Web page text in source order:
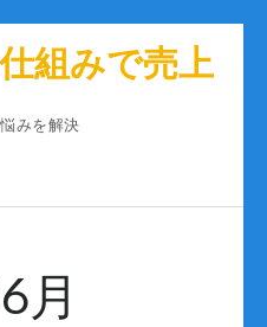
組みで売上
みを解決
月